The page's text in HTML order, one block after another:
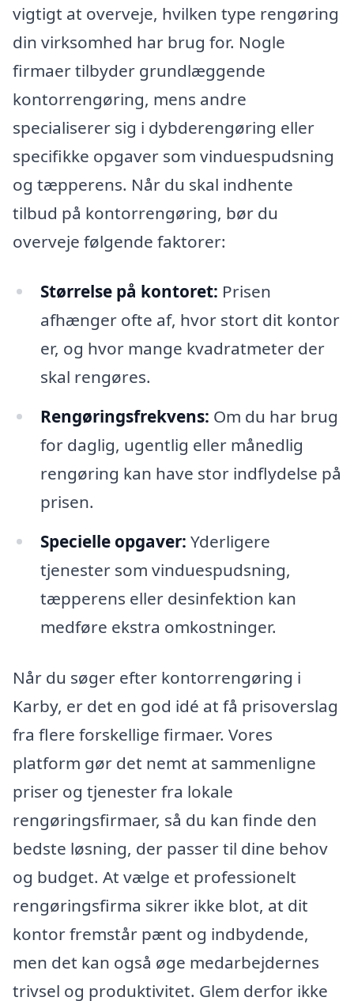
vigtigt at overveje, hvilken type rengøring
din virksomhed har brug for. Nogle
firmaer tilbyder grundlæggende
kontorrengøring, mens andre
specialiserer sig i dybderengøring eller
specifikke opgaver som vinduespudsning
og tæpperens. Når du skal indhente
tilbud på kontorrengøring, bør du
overveje følgende faktorer:
Størrelse på kontoret: Prisen
afhænger ofte af, hvor stort dit kontor
er, og hvor mange kvadratmeter der
skal rengøres.
Rengøringsfrekvens: Om du har brug
for daglig, ugentlig eller månedlig
rengøring kan have stor indflydelse på
prisen.
Specielle opgaver: Yderligere
tjenester som vinduespudsning,
tæpperens eller desinfektion kan
medføre ekstra omkostninger.
Når du søger efter kontorrengøring i
Karby, er det en god idé at få prisoverslag
fra flere forskellige firmaer. Vores
platform gør det nemt at sammenligne
priser og tjenester fra lokale
rengøringsfirmaer, så du kan finde den
bedste løsning, der passer til dine behov
og budget. At vælge et professionelt
rengøringsfirma sikrer ikke blot, at dit
kontor fremstår pænt og indbydende,
men det kan også øge medarbejdernes
trivsel og produktivitet. Glem derfor ikke